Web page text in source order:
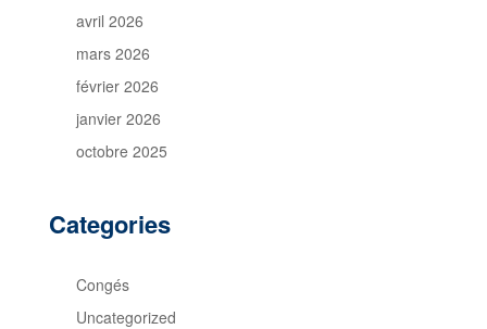
avril 2026
mars 2026
février 2026
janvier 2026
octobre 2025
Categories
Congés
Uncategorized